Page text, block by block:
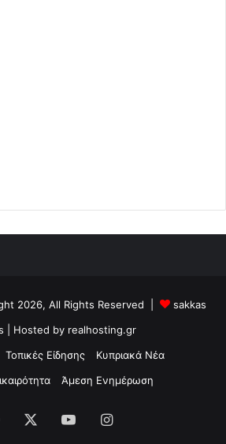
2026, All Rights Reserved |
sakkas
| Hosted by realhosting.gr
Τοπικές Είδησης
Κυπριακά Νέα
Άμεση Ενημέρωση
Facebook YouTubeInstagram